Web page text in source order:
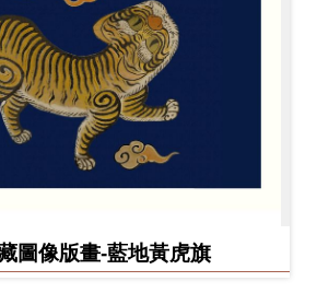
圖像版畫-藍地黃虎旗